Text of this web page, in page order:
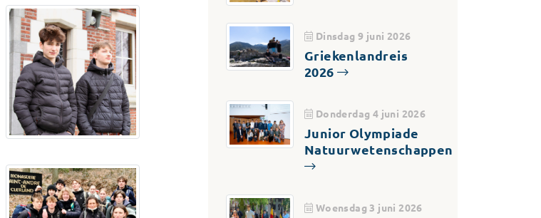
Dinsdag 9 juni 2026
Griekenlandreis
2026
Donderdag 4 juni 2026
Junior Olympiade
Natuurwetenschappen
Woensdag 3 juni 2026